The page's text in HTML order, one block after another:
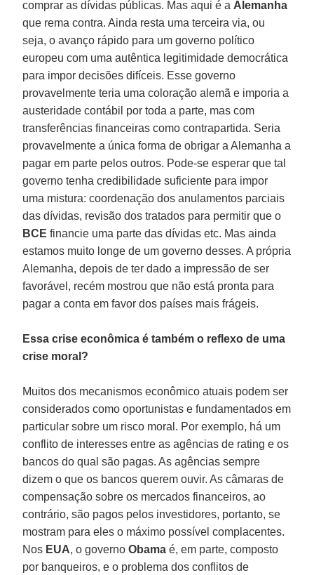
comprar as dívidas públicas. Mas aqui é a Alemanha
que rema contra. Ainda resta uma terceira via, ou
seja, o avanço rápido para um governo político
europeu com uma autêntica legitimidade democrática
para impor decisões difíceis. Esse governo
provavelmente teria uma coloração alemã e imporia a
austeridade contábil por toda a parte, mas com
transferências financeiras como contrapartida. Seria
provavelmente a única forma de obrigar a Alemanha a
pagar em parte pelos outros. Pode-se esperar que tal
governo tenha credibilidade suficiente para impor
uma mistura: coordenação dos anulamentos parciais
das dívidas, revisão dos tratados para permitir que o
BCEfinancie uma parte das dívidas etc. Mas ainda
estamos muito longe de um governo desses. A própria
Alemanha, depois de ter dado a impressão de ser
favorável, recém mostrou que não está pronta para
pagar a conta em favor dos países mais frágeis.
Essa crise econômica é também o reflexo de uma
crise moral?
Muitos dos mecanismos econômico atuais podem ser
considerados como oportunistas e fundamentados em
particular sobre um risco moral. Por exemplo, há um
conflito de interesses entre as agências de rating e os
bancos do qual são pagas. As agências sempre
dizem o que os bancos querem ouvir. As câmaras de
compensação sobre os mercados financeiros, ao
contrário, são pagos pelos investidores, portanto, se
mostram para eles o máximo possível complacentes.
Nos EUA, o governoObamaé, em parte, composto
por banqueiros, e o problema dos conflitos de